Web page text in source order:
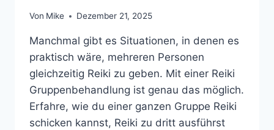
Von Mike Dezember 21, 2025
Manchmal gibt es Situationen, in denen es
praktisch wäre, mehreren Personen
gleichzeitig Reiki zu geben. Mit einer Reiki
Gruppenbehandlung ist genau das möglich.
Erfahre, wie du einer ganzen Gruppe Reiki
schicken kannst, Reiki zu dritt ausführst